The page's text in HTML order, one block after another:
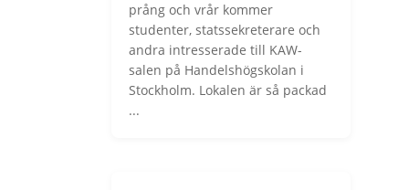
prång och vrår kommer
studenter, statssekreterare och
andra intresserade till KAW-
salen på Handelshögskolan i
Stockholm. Lokalen är så packad
...